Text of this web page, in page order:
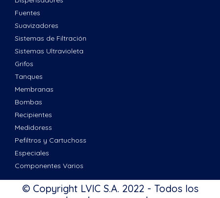
Fuentes
Suavizadores
Sistemas de Filtración
Sistemas Ultravioleta
Grifos
Tanques
Membranas
Bombas
Recipientes
Medidoress
Pefiltros y Cartuchoss
Especiales
Componentes Varios
© Copyright LVIC S.A. 2022 - Todos los